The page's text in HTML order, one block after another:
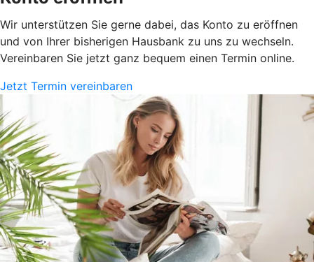
Wir unterstützen Sie gerne dabei, das Konto zu eröffnen
und von Ihrer bisherigen Hausbank zu uns zu wechseln.
Vereinbaren Sie jetzt ganz bequem einen Termin online.
Jetzt Termin vereinbaren